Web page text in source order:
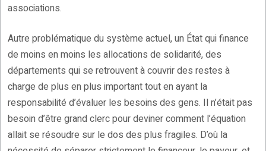
associations.
Autre problématique du système actuel, un État qui finance
de moins en moins les allocations de solidarité, des
départements qui se retrouvent à couvrir des restes à
charge de plus en plus important tout en ayant la
responsabilité d’évaluer les besoins des gens. Il n’était pas
besoin d’être grand clerc pour deviner comment l’équation
allait se résoudre sur le dos des plus fragiles. D’où la